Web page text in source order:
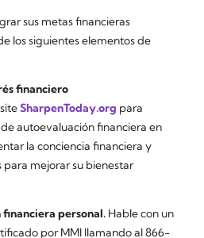
sus metas financieras
los siguientes elementos de
financiero
SharpenToday.org para
autoevaluación financiera en
la conciencia financiera y
mejorar su bienestar
personal. Hable con un
por MMI llamando al 866-